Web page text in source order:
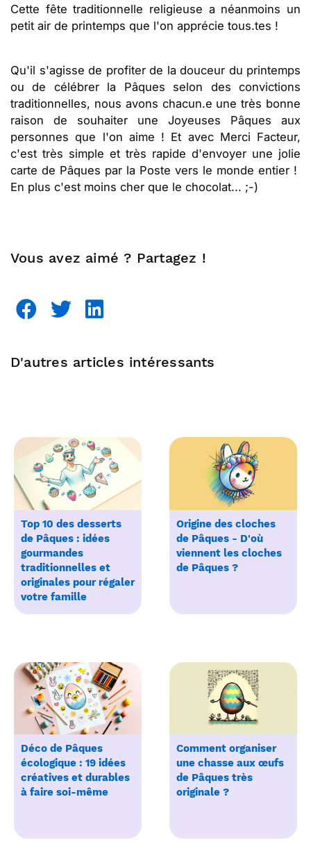
Cette fête traditionnelle religieuse a néanmoins un
petit air de printemps que l'on apprécie tous.tes !
Qu'il s'agisse de profiter de la douceur du printemps
ou de célébrer la Pâques selon des convictions
traditionnelles, nous avons chacun.e une très bonne
raison de souhaiter une Joyeuses Pâques aux
personnes que l'on aime ! Et avec Merci Facteur,
c'est très simple et très rapide d'envoyer une jolie
carte de Pâques par la Poste vers le monde entier !
En plus c'est moins cher que le chocolat... ;-)
Vous avez aimé ? Partagez !
D'autres articles intéressants
Top 10 des desserts
de Pâques : idées
gourmandes
traditionnelles et
originales pour régaler
votre famille
Origine des cloches
de Pâques - D'où
viennent les cloches
de Pâques ?
Déco de Pâques
écologique : 19 idées
créatives et durables
à faire soi-même
Comment organiser
une chasse aux œufs
de Pâques très
originale ?